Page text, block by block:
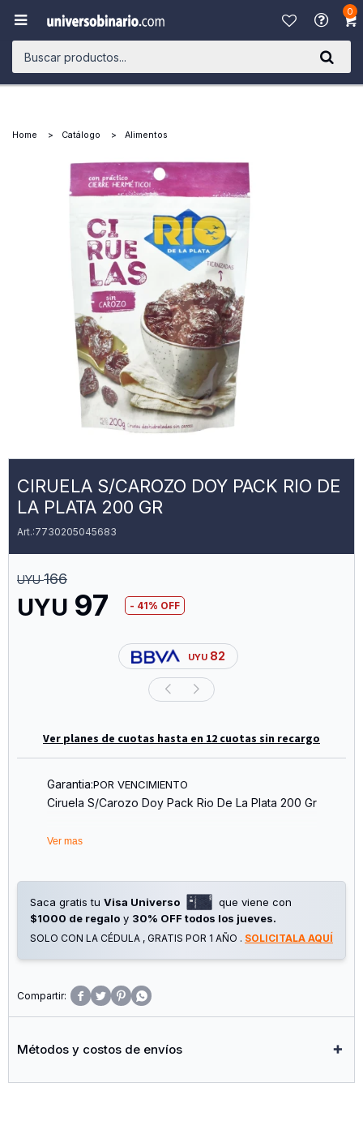
0

Home Catálogo Alimentos
CIRUELA S/CAROZO DOY PACK RIO DE
LA PLATA 200 GR
7730205045683
UYU 97
UYU 166
41
UYU 82
Ver planes de cuotas hasta en 12 cuotas sin recargo
Garantia:POR VENCIMIENTO
Ciruela S/Carozo Doy Pack Rio De La Plata 200 Gr
Ver mas
Saca gratis tu Visa Universo
que viene con
$1000 de regalo y 30% OFF todos los jueves.
SOLO CON LA CÉDULA , GRATIS POR 1 AÑO . SOLICITALA AQUÍ
   
Métodos y costos de envíos